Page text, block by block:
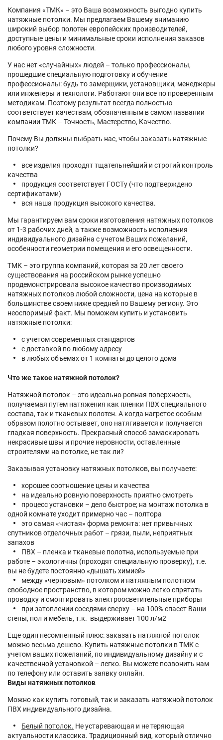
Компания «ТМК» – это Ваша возможность выгодно купить
натяжные потолки. Мы предлагаем Вашему вниманию
широкий выбор полотен европейских производителей,
доступные цены и минимальные сроки исполнения заказов
любого уровня сложности.
У нас нет «случайных» людей – только профессионалы,
прошедшие специальную подготовку и обучение
профессионалы: будь то замерщики, установщики, менеджеры
или инженеры и технологи. Работают они все по проверенным
методикам. Поэтому результат всегда полностью
соответствует качествам, обозначенным в самом названии
компании ТМК – Точность, Мастерство, Качество.
Почему Вы должны выбрать нас, чтобы заказать натяжные
потолки?
все изделия проходят тщательнейший и строгий контроль
качества
продукция соответствует ГОСТу (что подтверждено
сертификатами)
вся наша продукция высокого качества.
Мы гарантируем вам сроки изготовления натяжных потолков
от 1-3 рабочих дней, а также возможность исполнения
индивидуального дизайна с учетом Ваших пожеланий,
особенности геометрии помещения и его освещенности.
ТМК – это группа компаний, которая за 20 лет своего
существования на российском рынке успешно
продемонстрировала высокое качество производимых
натяжных потолков любой сложности, цена на которые в
большинстве своем ниже средней по Вашему региону. Это
неоспоримый факт. Мы поможем купить и установить
натяжные потолки:
с учетом современных стандартов
с доставкой по любому адресу
в любых объемах от 1 комнаты до целого дома
Что же такое натяжной потолок?
Натяжной потолок – это идеально ровная поверхность,
получаемая путем натяжения как пленки ПВХ специального
состава, так и тканевых полотен. А когда нагретое особым
образом полотно остывает, оно натягивается и получается
гладкая поверхность. Прекрасный способ замаскировать
некрасивые швы и прочие неровности, оставленные
строителями на потолке, не так ли?
Заказывая установку натяжных потолков, вы получаете:
хорошее соотношение цены и качества
на идеально ровную поверхность приятно смотреть
процесс установки – дело быстрое; на монтаж потолка в
одной комнате уходит примерно час – полтора
это самая «чистая» форма ремонта: нет привычных
спутников отделочных работ – грязи, пыли, неприятных
запахов
ПВХ – пленка и тканевые полотна, используемые при
работе – экологичны (проходят специальную проверку), т.е.
вы не будете постоянно «дышать химией»
между «черновым» потолком и натяжным полотном
свободное пространство, в котором можно легко спрятать
проводку и смонтировать электроосветительные приборы
при затоплении соседями сверху – на 100% спасет Ваши
стены, пол и мебель, т.к. выдерживает 100 л/м2
Еще один несомненный плюс: заказать натяжной потолок
можно весьма дешево. Купить натяжные потолки в ТМК с
учетом ваших пожеланий, по индивидуальному дизайну и с
качественной установкой – легко. Вы можете позвонить нам
по телефону или оставить заявку онлайн.
Виды натяжных потолков
Можно как купить готовый, так и заказать натяжной потолок
ПВХ индивидуального дизайна.
Белый потолок. Не устаревающая и не теряющая
актуальности классика. Традиционный вид, который отлично